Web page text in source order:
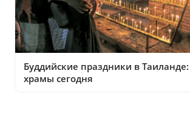
Буддийские праздники в
храмы сегодня